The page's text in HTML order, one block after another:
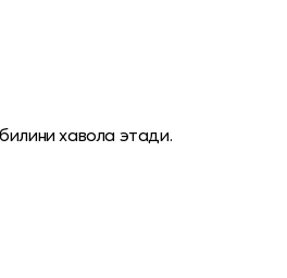
хавола этади.